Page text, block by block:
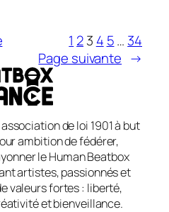
1 23 4 5… 34
Page suivante →
de loi 1901 à but
ambition de fédérer,
le Human Beatbox
artistes, passionnés et
valeurs fortes : liberté,
et bienveillance.